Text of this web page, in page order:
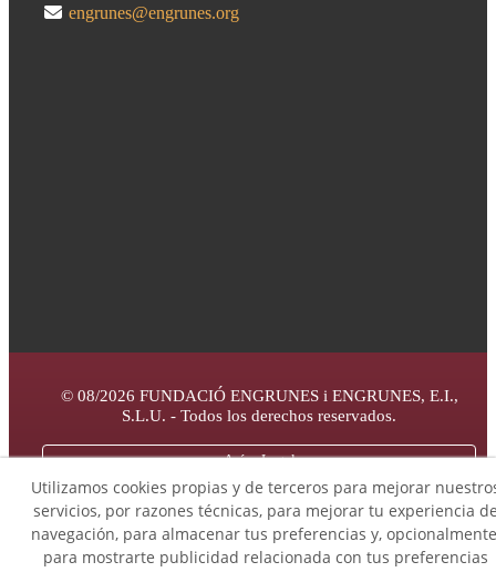
engrunes@engrunes.org
© 08/2026 FUNDACIÓ ENGRUNES i ENGRUNES, E.I.,
S.L.U. - Todos los derechos reservados.
Avíso Legal
Canal ético de denuncias
Utilizamos cookies propias y de terceros para mejorar
servicios, por razones técnicas, para mejorar tu experiencia
navegación, para almacenar tus preferencias y,
para mostrarte publicidad relacionada con tus preferencias